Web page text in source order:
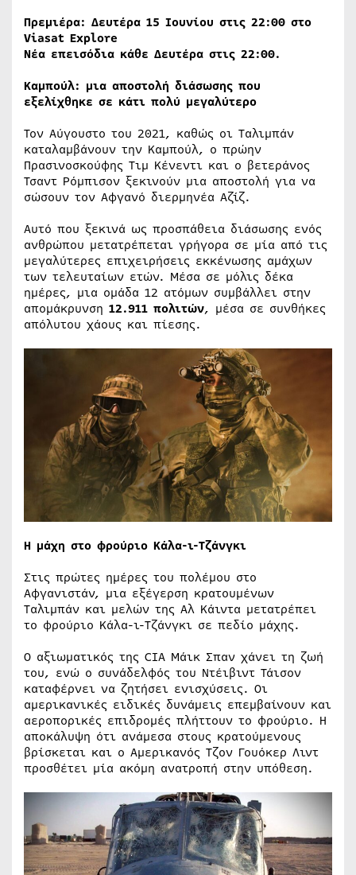
Πρεμιέρα: Δευτέρα 15 Ιουνίου στις 22:00 στο
Viasat Explore
Νέα επεισόδια κάθε Δευτέρα στις 22:00.
Καμπούλ: μια αποστολή διάσωσης που
εξελίχθηκε σε κάτι πολύ μεγαλύτερο
Τον Αύγουστο του 2021, καθώς οι Ταλιμπάν
καταλαμβάνουν την Καμπούλ, ο πρώην
Πρασινοσκούφης Τιμ Κένεντι και ο βετεράνος
Τσαντ Ρόμπισον ξεκινούν μια αποστολή για να
σώσουν τον Αφγανό διερμηνέα Αζίζ.
Αυτό που ξεκινά ως προσπάθεια διάσωσης ενός
ανθρώπου μετατρέπεται γρήγορα σε μία από τις
μεγαλύτερες επιχειρήσεις εκκένωσης αμάχων
των τελευταίων ετών. Μέσα σε μόλις δέκα
ημέρες, μια ομάδα 12 ατόμων συμβάλλει στην
απομάκρυνση 12.911 πολιτών, μέσα σε συνθήκες
απόλυτου χάους και πίεσης.
Η μάχη στο φρούριο Κάλα-ι-Τζάνγκι
Στις πρώτες ημέρες του πολέμου στο
Αφγανιστάν, μια εξέγερση κρατουμένων
Ταλιμπάν και μελών της Αλ Κάιντα μετατρέπει
το φρούριο Κάλα-ι-Τζάνγκι σε πεδίο μάχης.
Ο αξιωματικός της CIA Μάικ Σπαν χάνει τη ζωή
του, ενώ ο συνάδελφός του Ντέιβιντ Τάισον
καταφέρνει να ζητήσει ενισχύσεις. Οι
αμερικανικές ειδικές δυνάμεις επεμβαίνουν και
αεροπορικές επιδρομές πλήττουν το φρούριο. Η
αποκάλυψη ότι ανάμεσα στους κρατούμενους
βρίσκεται και ο Αμερικανός Τζον Γουόκερ Λιντ
προσθέτει μία ακόμη ανατροπή στην υπόθεση.